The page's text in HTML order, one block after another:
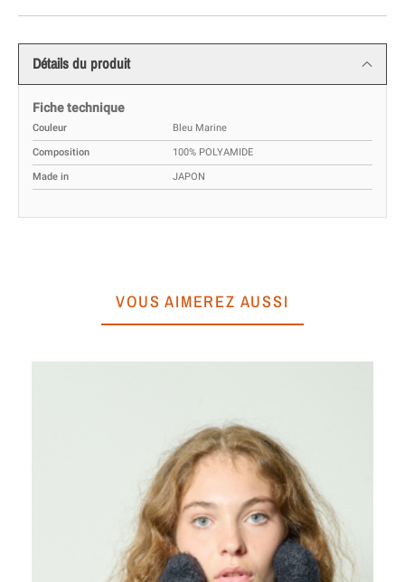
Détails du produit
Fiche technique
Couleur Bleu Marine
Composition 100% POLYAMIDE
Made in JAPON
VOUS AIMEREZ AUSSI